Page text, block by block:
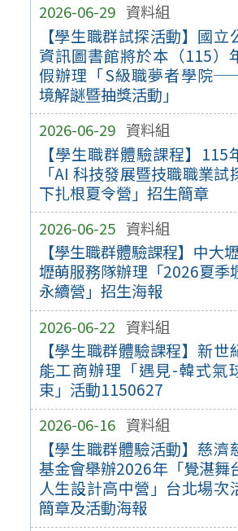
2026-06-29 資料組
【學生職群試探活動】國立
資訊圖書館將於本（115）
假辦理「S級職夢者學院
境解謎暨抽獎活動」
2026-06-29 資料組
【學生職群體驗課程】115
「AI 科技發展暨技職職業試
下扎根夏令營」招生簡章
2026-06-25 資料組
【學生職群體驗課程】中大
壢萌服務隊辦理「2026夏季
永續營」招生海報
2026-06-22 資料組
【學生職群體驗課程】新世
能工商辦理「遇見-韓式氣
束」活動1150627
2026-06-16 資料組
【學生職群體驗活動】慈濟
基金會舉辦2026年「覺湛舞
人生設計高中營」台北場次
簡章及活動海報